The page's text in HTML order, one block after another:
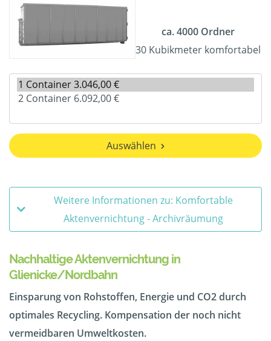
ca. 4000 Ordner
30 Kubikmeter komfortabel
Auswählen
Weitere Informationen zu: Komfortable
Aktenvernichtung - Archivräumung
Nachhaltige Aktenvernichtung in
Glienicke/Nordbahn
Einsparung von Rohstoffen, Energie und CO2 durch
optimales Recycling. Kompensation der noch nicht
vermeidbaren Umweltkosten.